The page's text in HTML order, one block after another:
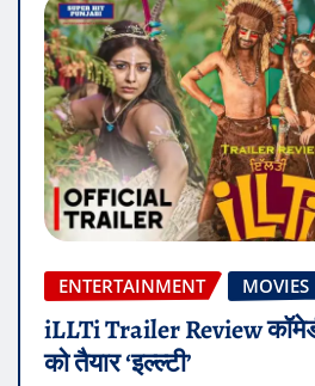
ENTERTAINMENT MOVIES
iLLTi Trailer Review
को तैयार ‘इल्ल्टी’